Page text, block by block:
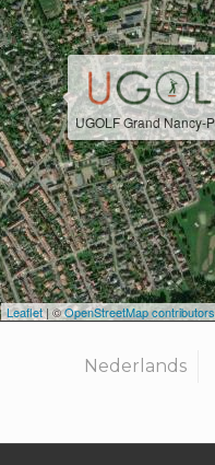
UGOLF Grand Nancy-
Leaflet| ©OpenStreetMap contributors
Nederlands